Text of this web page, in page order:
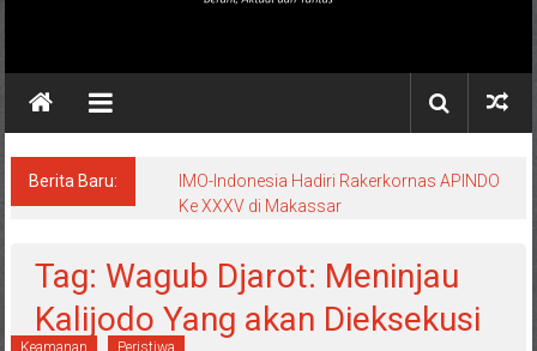
NEWS
Aktual
Tuntas.
Berita Baru:
IMO-Indonesia Hadiri Rakerkornas APINDO
Ke XXXV di Makassar
Tag: Wagub Djarot: Meninjau
Kalijodo Yang akan Dieksekusi
Keamanan Peristiwa